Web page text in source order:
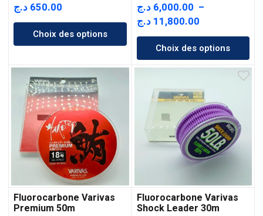
650.00 د.ج
Choix des options
6,000.00 د.ج
–
11,800.00 د.ج
Plage
de
prix :
6,000.00 د.ج
Choix des options
Fluorocarbone Varivas
Premium 50m
Fluorocarbone Varivas
Shock Leader 30m